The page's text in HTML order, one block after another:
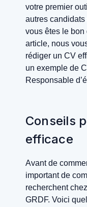
votre premier
autres
vous êtes le bon
article, nous
rédiger un CV
un exemple de
Responsable
Conseils
efficace
Avant de
important de
recherchent
GRDF. Voici